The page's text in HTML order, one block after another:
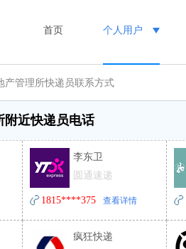
首页 个人用户
产管理所快递员联系方式
附近快递员电话
李东卫
圆通速递
1815****375 查看详情
疯狂快递